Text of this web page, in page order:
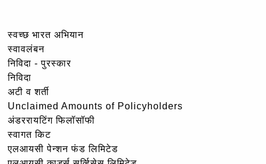
स्वच्छ भारत अभियान
स्वावलंबन
निविदा - पुरस्कार
निविदा
अटी व शर्ती
Unclaimed Amounts of Policyholders
अंडररायटिंग फिलॉसॉफी
स्वागत किट
एलआयसी पेन्शन फंड लिमिटेड